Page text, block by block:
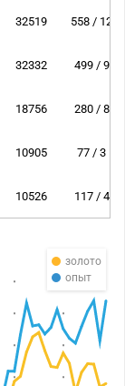
32519 558 / 12
32332 499 / 9
18756 280 / 8
10905 77 / 3
10526 117 / 4
золото
опыт